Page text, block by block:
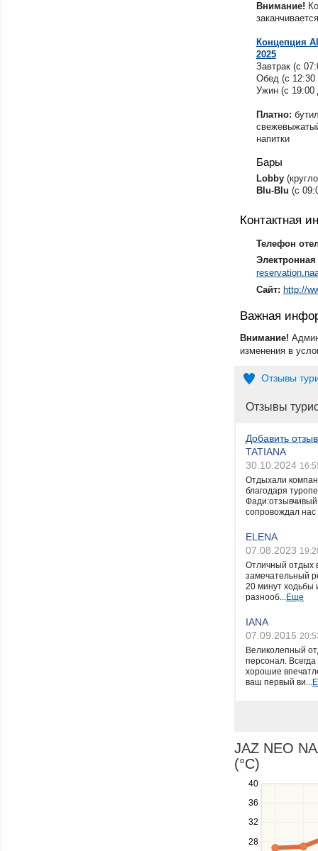
Внимание!
​Концепция
2025
Завтрак (с
Обед (с
Ужин (с
Платно:
напитки
Бары
Lobby
Blu-Blu (с
Контактная
Телефон
Электронная
Сайт: http://
Важная
Внимание!
изменения в
Отзывы
Отзывы
Добавить отзыв
TATIANA
30.10.2024
Отдыхали
благодаря
сопровождал нас
ELENA
07.08.2023
Отличный отдых
замечательный
20 минут ходьбы
разнооб... Еще
IANA
07.09.2015
Великолепный
персонал.
хорошие
ваш первый ви...
JAZ NEO
(°C)
28
32
36
40
Use
the
and
down